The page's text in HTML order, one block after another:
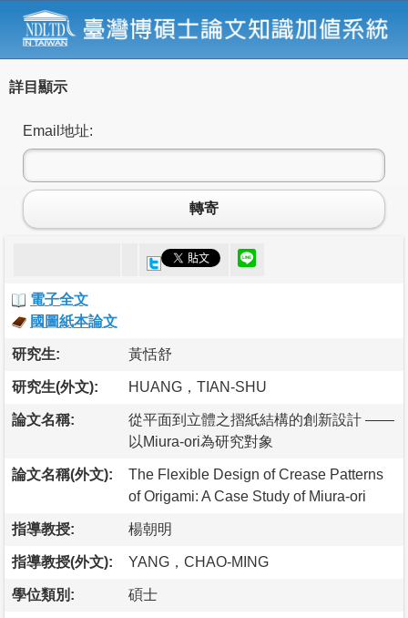
詳目顯示
Email地址:
轉寄
電子全文
國圖紙本論文
研究生: 黃恬舒
研究生(外文): HUANG，TIAN-SHU
論文名稱:
從平面到立體之摺紙結構的創新設計 ——
以Miura-ori為研究對象
論文名稱(外文):
The Flexible Design of Crease Patterns
of Origami: A Case Study of Miura-ori
指導教授: 楊朝明
指導教授(外文): YANG，CHAO-MING
學位類別: 碩士